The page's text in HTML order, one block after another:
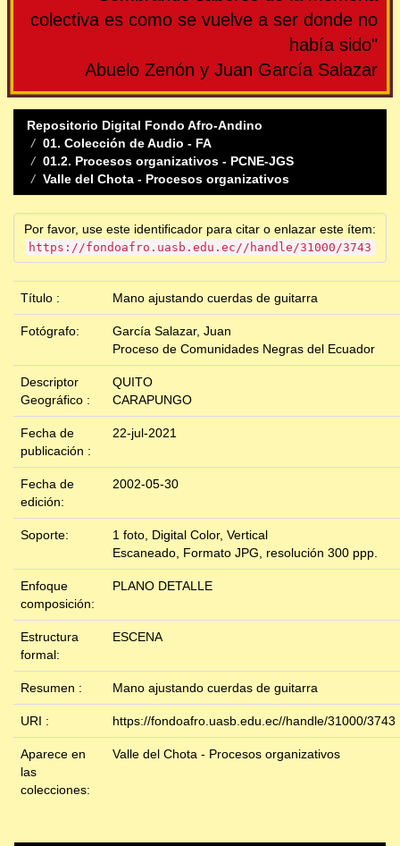
colectiva es como se vuelve a ser donde no
había sido"
Abuelo Zenón y Juan García Salazar
Repositorio Digital Fondo Afro-Andino
01. Colección de Audio - FA
01.2. Procesos organizativos - PCNE-JGS
Valle del Chota - Procesos organizativos
Por favor, use este identificador para citar o enlazar este ítem:
https://fondoafro.uasb.edu.ec//handle/31000/3743
Título : Mano ajustando cuerdas de guitarra
Fotógrafo:
García Salazar, Juan
Proceso de Comunidades Negras del Ecuador
Descriptor
Geográfico :
QUITO
CARAPUNGO
Fecha de
publicación :
22-jul-2021
Fecha de
edición:
2002-05-30
Soporte:
1 foto, Digital Color, Vertical
Escaneado, Formato JPG, resolución 300 ppp.
Enfoque
composición:
PLANO DETALLE
Estructura
formal:
ESCENA
Resumen : Mano ajustando cuerdas de guitarra
URI : https://fondoafro.uasb.edu.ec//handle/31000/3743
Aparece en
las
colecciones:
Valle del Chota - Procesos organizativos